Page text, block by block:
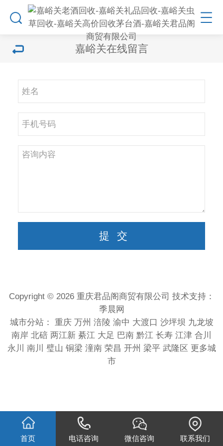
嘉峪关在线留言
Copyright © 2026 重庆君品阁商贸有限公司 技术支持：
季晨网
城市分站： 重庆 万州 涪陵 渝中 大渡口 沙坪坝 九龙坡
南岸 北碚 两江新 綦江 大足 巴南 黔江 长寿 江津 合川
永川
南川 璧山 铜梁 潼南 荣昌 开州 梁平 武隆区 更多城
市
首页 电话咨询 微信咨询 联系我们